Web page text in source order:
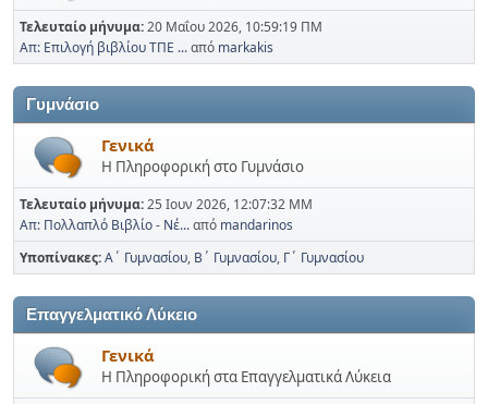
Τελευταίο μήνυμα:20 Μαΐου 2026, 10:59:19 ΠΜ
Απ: Επιλογή βιβλίου ΤΠΕ ...από markakis
Γυμνάσιο
Γενικά
Η Πληροφορική στο Γυμνάσιο
Τελευταίο μήνυμα:25 Ιουν 2026, 12:07:32 ΜΜ
Απ: Πολλαπλό Βιβλίο - Νέ...από mandarinos
Υποπίνακες Α΄ Γυμνασίου Β΄ Γυμνασίου Γ΄ Γυμνασίου
Επαγγελματικό Λύκειο
Γενικά
Η Πληροφορική στα Επαγγελματικά Λύκεια